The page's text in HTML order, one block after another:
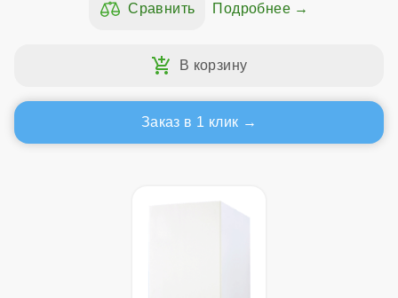
Подробнее
Заказ в 1 клик